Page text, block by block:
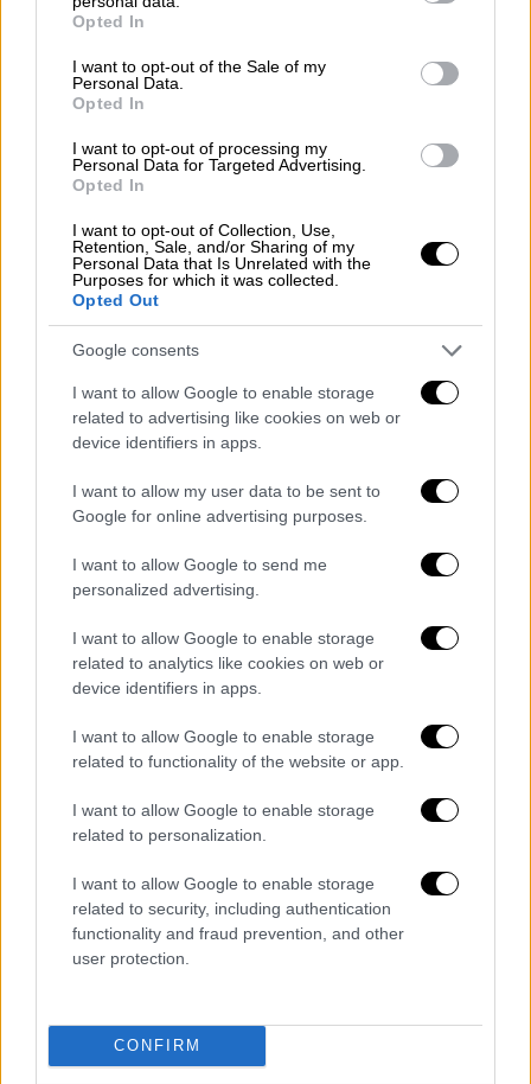
grant or deny consent to Google and its third-party tags to
use your data for below specified purposes in below Google
consent section.
Opted In
I want to opt-out of the Sale of my
Personal Data.
Opted In
I want to opt-out of processing my
Personal Data for Targeted Advertising.
Opted In
I want to opt-out of Collection, Use,
Retention, Sale, and/or Sharing of my
Personal Data that Is Unrelated with the
Purposes for which it was collected.
Opted Out
Google consents
I want to allow Google to enable storage
related to advertising like cookies on web or
device identifiers in apps.
I want to allow my user data to be sent to
Google for online advertising purposes.
I want to allow Google to send me
personalized advertising.
I want to allow Google to enable storage
related to analytics like cookies on web or
device identifiers in apps.
I want to allow Google to enable storage
related to functionality of the website or app.
I want to allow Google to enable storage
related to personalization.
I want to allow Google to enable storage
related to security, including authentication
functionality and fraud prevention, and other
user protection.
CONFIRM
σενάριο είναι
μετά το τροχαίο, καθώς η Τροχαία και η
Αστυνομία που έσπευσαν στο σημείο
αυτοκίνητο.
Το σενάριο τηςκαταδίωξηςέχει
το υλικό από κάμερες ασφαλείας για να
ξεκαθαριστεί τι ακριβώς συνέβη.
Τα σχολιά σας δημοσιεύονται άμεσα με δική σας ευθύνη. Το
διαγράφονται
Διαβάστε ακόμη